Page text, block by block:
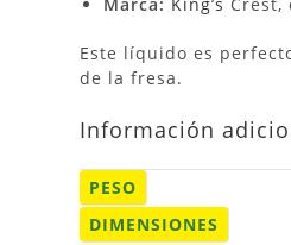
Este líquido es
de la fresa.
Información
PESO
DIMENSIONES